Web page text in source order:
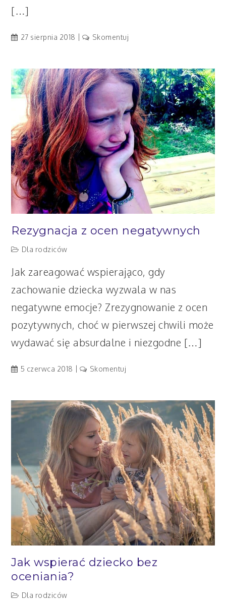
[…]
27 sierpnia 2018 Skomentuj
wejść
w
rok
szkolny?
Rezygnacja z ocen negatywnych
Dla rodziców
Jak zareagować wspierająco, gdy
zachowanie dziecka wyzwala w nas
negatywne emocje? Zrezygnowanie z ocen
pozytywnych, choć w pierwszej chwili może
wydawać się absurdalne i niezgodne […]
5 czerwca 2018 Skomentuj
ocen
negatywnych
Jak wspierać dziecko bez
oceniania?
Dla rodziców